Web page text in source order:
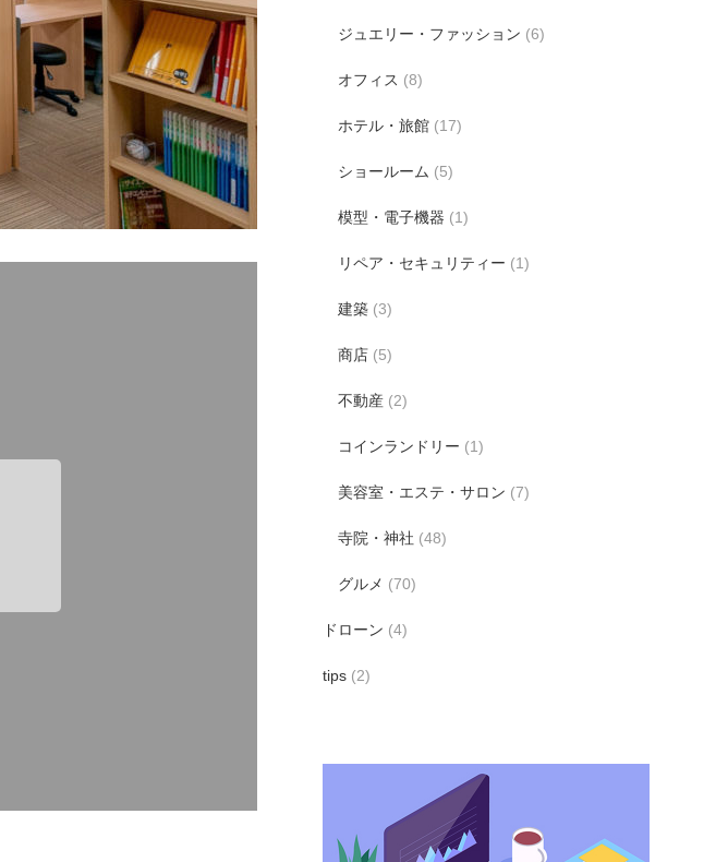
ジュエリー・ファッション (6)
オフィス (8)
ホテル・旅館 (17)
ショールーム (5)
模型・電子機器 (1)
リペア・セキュリティー (1)
建築 (3)
商店 (5)
不動産 (2)
コインランドリー (1)
美容室・エステ・サロン (7)
寺院・神社 (48)
グルメ (70)
ドローン (4)
tips (2)